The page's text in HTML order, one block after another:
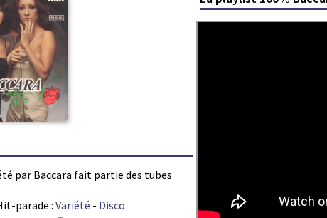
par Baccara fait partie des tubes
parade : Variété - Disco